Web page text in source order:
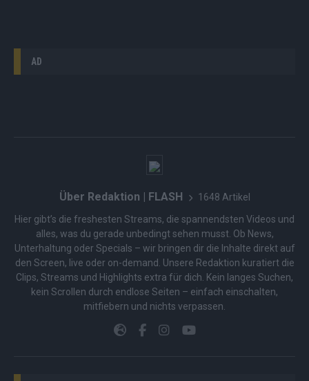
AD
Über Redaktion | FLASH 1648 Artikel
Hier gibt’s die freshesten Streams, die spannendsten Videos und
alles, was du gerade unbedingt sehen musst. Ob News,
Unterhaltung oder Specials – wir bringen dir die Inhalte direkt auf
den Screen, live oder on-demand. Unsere Redaktion kuratiert die
Clips, Streams und Highlights extra für dich. Kein langes Suchen,
kein Scrollen durch endlose Seiten – einfach einschalten,
mitfiebern und nichts verpassen.